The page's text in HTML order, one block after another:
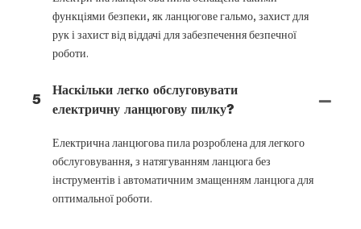
функціями безпеки, як ланцюгове гальмо, захист для
рук і захист від віддачі для забезпечення безпечної
роботи.
5
Наскільки легко обслуговувати
електричну ланцюгову пилку?
Електрична ланцюгова пила розроблена для легкого
обслуговування, з натягуванням ланцюга без
інструментів і автоматичним змащенням ланцюга для
оптимальної роботи.